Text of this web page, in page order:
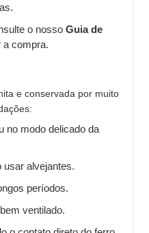
o nosso Guia de
a compra.
e conservada por muito
no modo delicado da
usar alvejantes.
períodos.
ventilado.